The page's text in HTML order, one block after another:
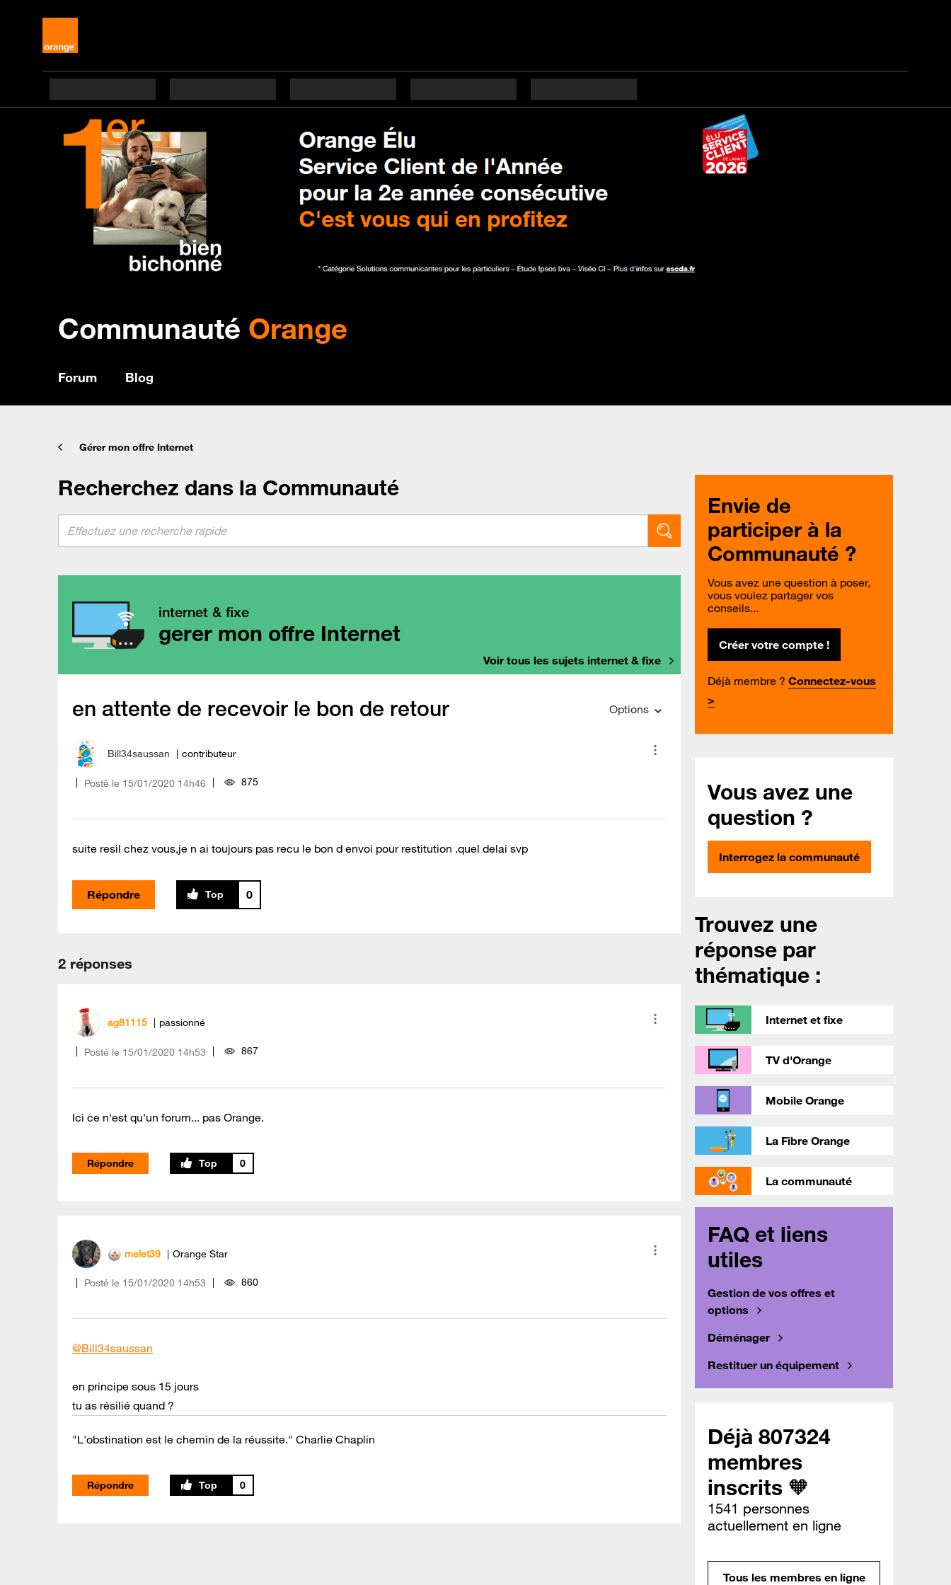
Communauté Orange
Forum Blog
Gérer mon offre Internet
Recherchez dans la Communauté
internet & fixe
gerer mon offre Internet
Voir tous les sujets internet & fixe
en attente de recevoir le bon de retour Options
Bill34saussan contributeur
Posté le ‎15/01/2020 14h46 875
suite resil chez vous,je n ai toujours pas recu le bon d envoi pour restitution .quel delai svp
Répondre 0
2 réponses
ag81115 passionné
Posté le ‎15/01/2020 14h53 867
Ici ce n'est qu'un forum... pas Orange.
Répondre 0
melet39 Orange Star
Posté le ‎15/01/2020 14h53 860
@Bill34saussan
en principe sous 15 jours
tu as résilié quand ?
"L'obstination est le chemin de la réussite." Charlie Chaplin
Répondre 0
Envie de
participer à la
Communauté ?
Vous avez une question à poser,
vous voulez partager vos
conseils...
Créer votre compte !
Déjà membre ? Connectez-vous
>
Vous avez une
question ?
Interrogez la communauté
Trouvez une
réponse par
thématique :
Internet et fixe
TV d'Orange
Mobile Orange
La Fibre Orange
La communauté
FAQ et liens
utiles
Gestion de vos offres et
options
Déménager
Restituer un équipement
Déjà 807324
membres
inscrits 🧡
1541 personnes
actuellement en ligne
Tous les membres en ligne